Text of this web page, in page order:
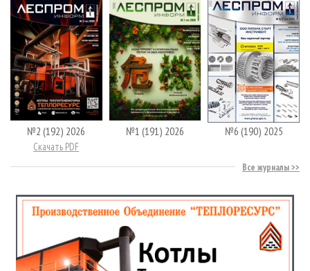
№2 (192) 2026
Скачать PDF
№1 (191) 2026 №6 (190) 2025
Все журналы